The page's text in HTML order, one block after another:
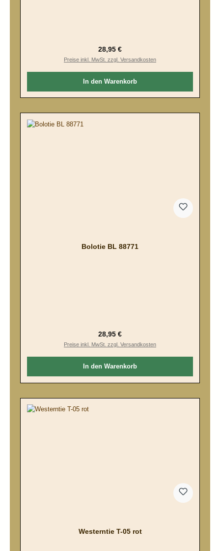
Regulärer Preis:
28,95 €
Preise inkl. MwSt. zzgl. Versandkosten
In den Warenkorb
Bolotie BL 88771
Regulärer Preis:
28,95 €
Preise inkl. MwSt. zzgl. Versandkosten
In den Warenkorb
Westerntie T-05 rot